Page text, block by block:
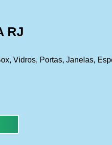
RJ
Vidros, Portas, Janelas,